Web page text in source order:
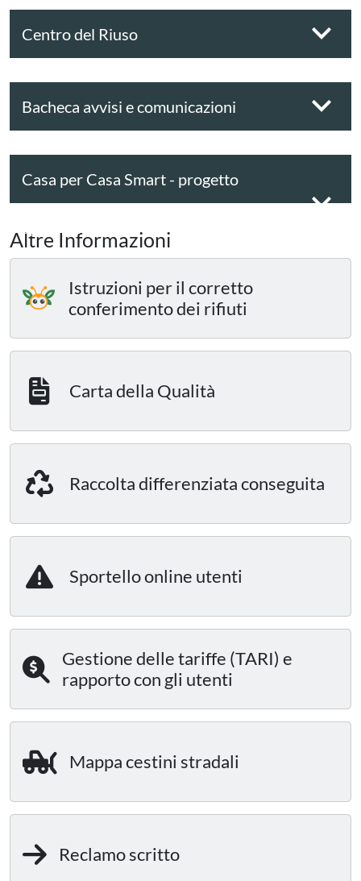
Centro del Riuso
Bacheca avvisi e comunicazioni
Casa per Casa Smart - progetto
Altre Informazioni
Istruzioni per il corretto
conferimento dei rifiuti
Carta della Qualità
Raccolta differenziata conseguita
Sportello online utenti
Gestione delle tariffe (TARI) e
rapporto con gli utenti
Mappa cestini stradali
Reclamo scritto